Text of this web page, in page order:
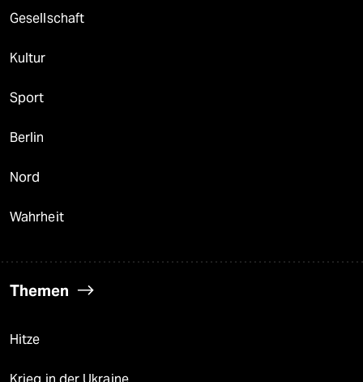
Gesellschaft
Kultur
Sport
Berlin
Nord
Wahrheit
Themen
Hitze